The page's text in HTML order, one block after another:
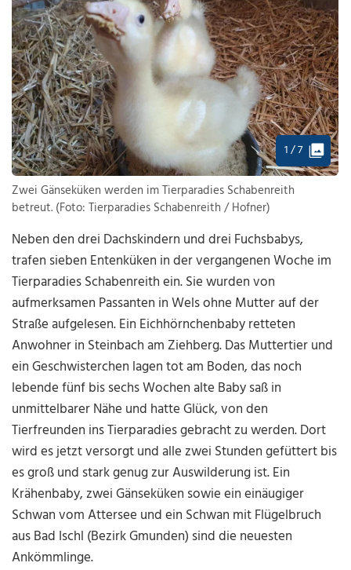
1 / 7
Zwei Gänseküken werden im Tierparadies Schabenreith
betreut. (Foto: Tierparadies Schabenreith / Hofner)
Neben den drei Dachskindern und drei Fuchsbabys,
trafen sieben Entenküken in der vergangenen Woche im
Tierparadies Schabenreith ein. Sie wurden von
aufmerksamen Passanten in Wels ohne Mutter auf der
Straße aufgelesen. Ein Eichhörnchenbaby retteten
Anwohner in Steinbach am Ziehberg. Das Muttertier und
ein Geschwisterchen lagen tot am Boden, das noch
lebende fünf bis sechs Wochen alte Baby saß in
unmittelbarer Nähe und hatte Glück, von den
Tierfreunden ins Tierparadies gebracht zu werden. Dort
wird es jetzt versorgt und alle zwei Stunden gefüttert bis
es groß und stark genug zur Auswilderung ist. Ein
Krähenbaby, zwei Gänseküken sowie ein einäugiger
Schwan vom Attersee und ein Schwan mit Flügelbruch
aus Bad Ischl (Bezirk Gmunden) sind die neuesten
Ankömmlinge.